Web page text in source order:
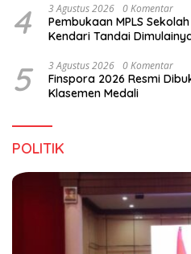
4 3 Agustus 2026 0 Komentar
Pembukaan MPLS
Kendari Tandai
5 3 Agustus 2026 0 Komentar
Finspora 2026 Resmi
Klasemen Medali
POLITIK